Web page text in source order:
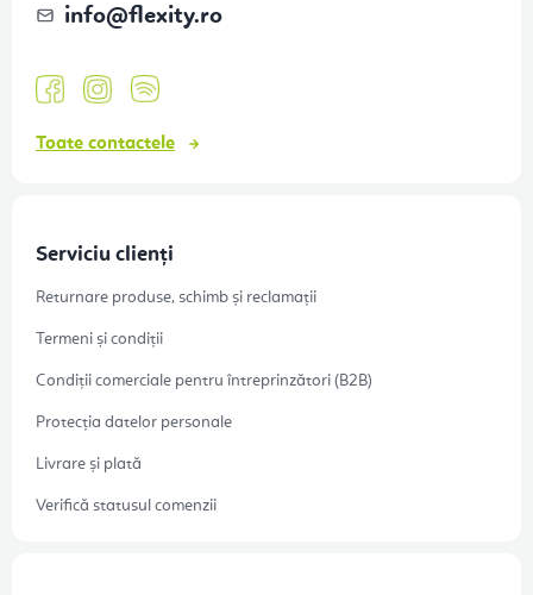
info@flexity.ro
Toate contactele
Serviciu clienți
Returnare produse, schimb și reclamații
Termeni și condiții
Condiții comerciale pentru întreprinzători (B2B)
Protecția datelor personale
Livrare și plată
Verifică statusul comenzii